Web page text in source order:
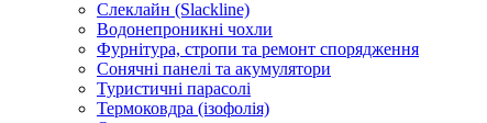
Слеклайн (Slackline)
Водонепроникні чохли
Фурнітура, стропи та ремонт спорядження
Сонячні панелі та акумулятори
Туристичні парасолі
Термоковдра (ізофолія)